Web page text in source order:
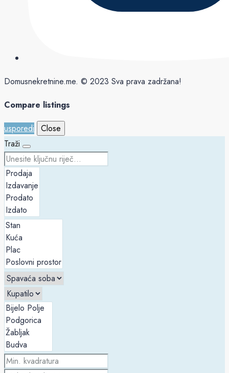
Domusnekretnine.me. © 2023 Sva prava zadržana!
Compare listings
usporedi
Close
Traži